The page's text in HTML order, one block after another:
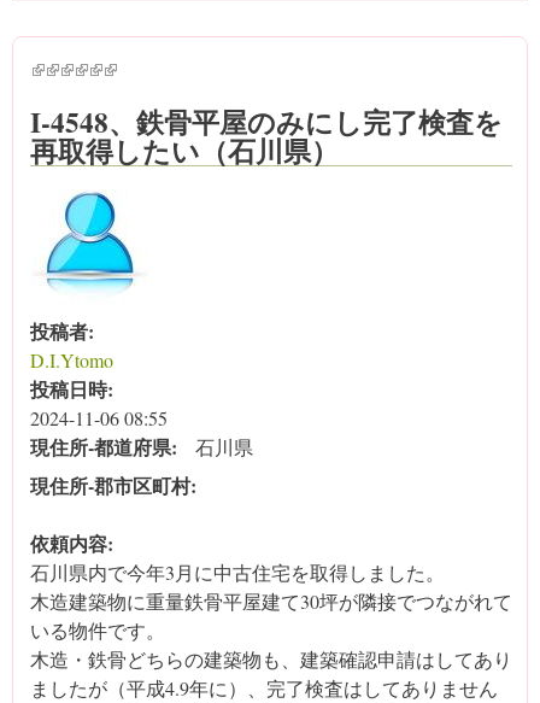
(link is external)
(link is external)
(link is external)
(link is external)
(link is external)
(link is external)
I-4548、鉄骨平屋のみにし完了検査を
再取得したい（石川県）
投稿者:
D.I.Ytomo
投稿日時:
2024-11-06 08:55
現住所‐都道府県: 石川県
現住所‐郡市区町村:
依頼内容:
石川県内で今年3月に中古住宅を取得しました。
木造建築物に重量鉄骨平屋建て30坪が隣接でつながれて
いる物件です。
木造・鉄骨どちらの建築物も、建築確認申請はしてあり
ましたが（平成4.9年に）、完了検査はしてありません